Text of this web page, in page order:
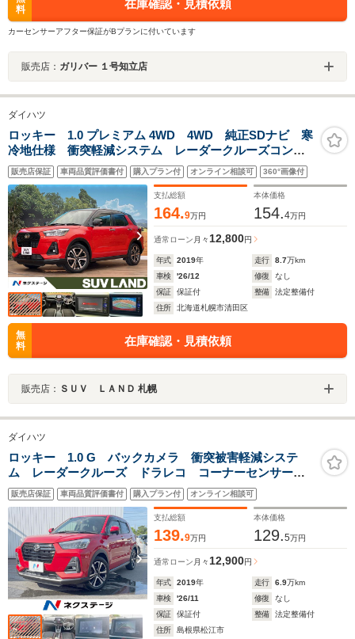
料
在庫確認・見積依頼
カーセンサーアフター保証がBプランに付いています
販売店： ガリバー １号知立店
ダイハツ
ロッキー 1.0 プレミアム 4WD 4WD 純正SDナビ 寒
冷地仕様 衝突軽減システム レーダークルーズコント
ロール ブラインドスポットモニター シートヒータ
ー バックカメラ ETC LEDヘッドライト
販売店保証 車両品質評価書付 購入プラン付 オンライン相談可 360°画像付
支払総額
164.9万円
本体価格
154.4万円
通常ローン 月々 12,800円
年式 2019年 走行 8.7万km
車検
'26/12 修復
なし
保証
保証付 整備
法定整備付
住所
北海道札幌市清田区
無
料
在庫確認・見積依頼
販売店： ＳＵＶ ＬＡＮＤ 札幌
ダイハツ
ロッキー 1.0 G バックカメラ 衝突被害軽減システ
ム レーダークルーズ ドラレコ コーナーセンサー
スマートキー LEDヘッド ETC 純正17インチアル
ミ オートライト オートエアコン Bluetooth CD
販売店保証 車両品質評価書付 購入プラン付 オンライン相談可
支払総額
139.9万円
本体価格
129.5万円
通常ローン 月々12,900円
年式 2019年 走行 6.9万km
車検
'26/11 修復
なし
保証
保証付 整備
法定整備付
住所
島根県松江市